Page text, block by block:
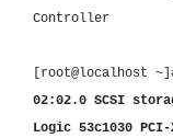
Controller
[root@localhost
02:02.0 SCSI
Logic 53c1030